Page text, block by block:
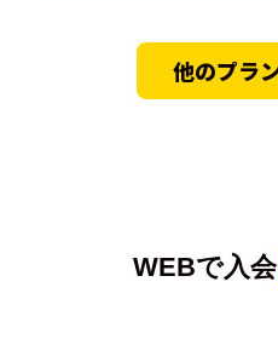
他のプラ
WEBで入会